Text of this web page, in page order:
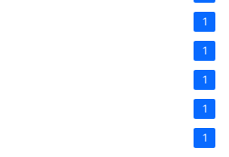
1
1
1
1
1